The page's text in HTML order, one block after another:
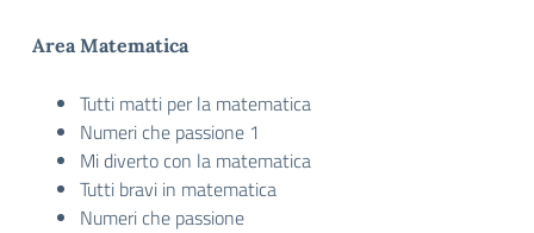
Area Matematica
Tutti matti per la matematica
Numeri che passione 1
Mi diverto con la matematica
Tutti bravi in matematica
Numeri che passione